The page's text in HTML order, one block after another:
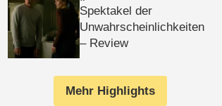
Spektakel der
Unwahrscheinlichkeiten
– Review
Mehr Highlights